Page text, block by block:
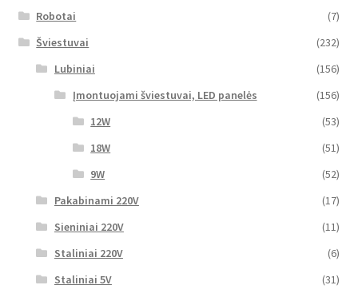
Robotai
(7)
Šviestuvai
(232)
Lubiniai
(156)
Įmontuojami šviestuvai, LED panelės
(156)
12W
(53)
18W
(51)
9W
(52)
Pakabinami 220V
(17)
Sieniniai 220V
(11)
Staliniai 220V
(6)
Staliniai 5V
(31)